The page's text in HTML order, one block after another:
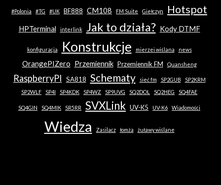
#Polonia #TG #UK BF888 CM108 FM Suite Giełczyn Hotspot
HPTerminal interlink Jak to działa? Kody DTMF
konfiguracja Konstrukcje mierzei wiślana news
OrangePIZero Przemiennik Przemiennik FM Quansheng
RaspberryPI SA818 Schematy sieć fm SP2GUB
SP2KRM
SP2WLF
SP4I SP4KDK SP4WZ SP9UVG SQ2DOL SQ2HEG SQ4FAE
SQ4GIN SQ4MIK SR5RR SVXLink UV-K5 UV-K6 Wiadomości
Wiedza Zasilacz łomża żuławy wiślane